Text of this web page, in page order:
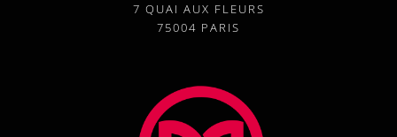
7 QUAI AUX FLEURS
75004 PARIS